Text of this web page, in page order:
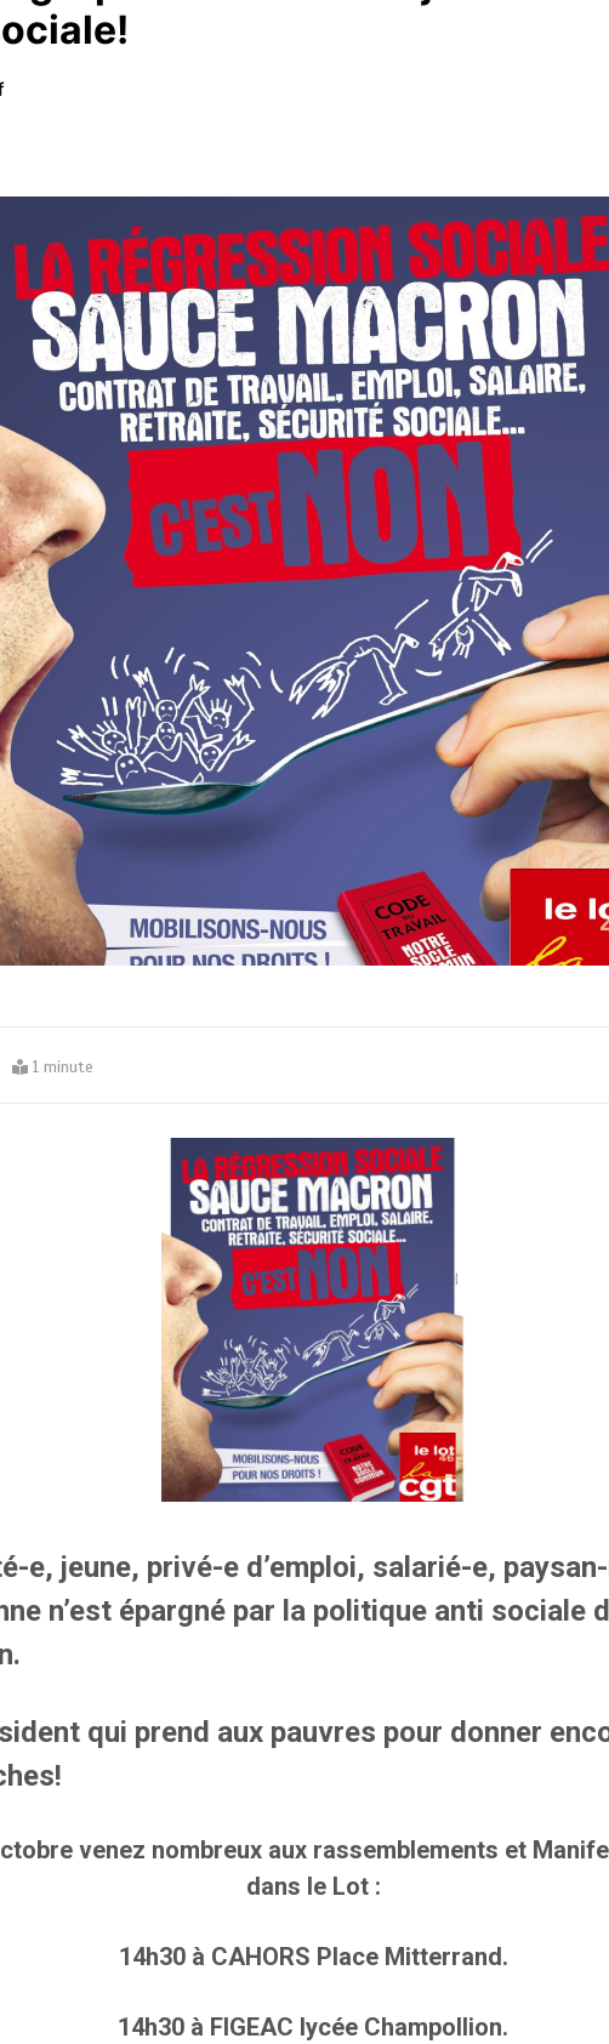
1 minute
e, jeune, privé-e d’emploi, salarié-e,
n’est épargné par la politique anti sociale
qui prend aux pauvres pour donner
venez nombreux aux rassemblements et
dans le Lot :
14h30 à CAHORS Place Mitterrand.
14h30 à FIGEAC lycée Champollion.